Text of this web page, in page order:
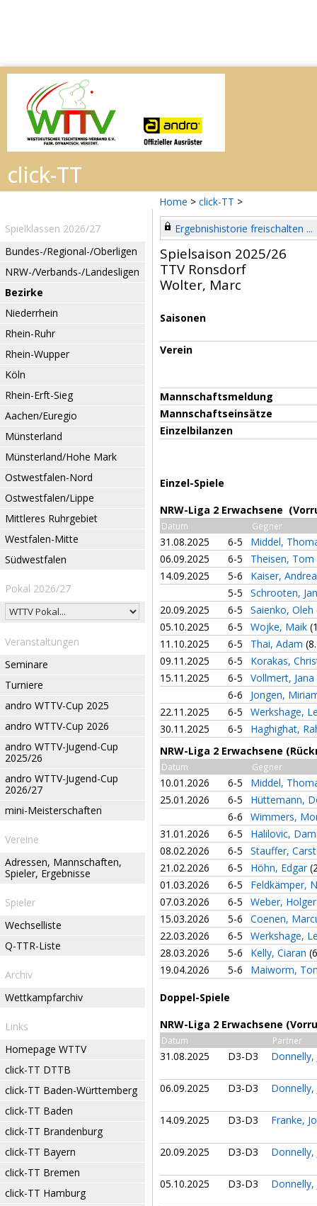
Home > click-TT >
Spielklassen 2026/27
Bundes-/Regional-/Oberligen
NRW-/Verbands-/Landesligen
Bezirke
Niederrhein
Rhein-Ruhr
Rhein-Wupper
Köln
Rhein-Erft-Sieg
Aachen/Euregio
Münsterland
Münsterland/Hohe Mark
Ostwestfalen-Nord
Ostwestfalen/Lippe
Mittleres Ruhrgebiet
Westfalen-Mitte
Südwestfalen
Pokal 2026/27
Veranstaltungen
Seminare
Turniere
andro WTTV-Cup 2025
andro WTTV-Cup 2026
andro WTTV-Jugend-Cup
2025/26
andro WTTV-Jugend-Cup
2026/27
mini-Meisterschaften
Vereine
Adressen, Mannschaften,
Spieler, Ergebnisse
Spieler
Wechselliste
Q-TTR-Liste
Archiv
Wettkampfarchiv
Links
Homepage WTTV
click-TT DTTB
click-TT Baden-Württemberg
click-TT Baden
click-TT Brandenburg
click-TT Bayern
click-TT Bremen
click-TT Hamburg
Ergebnishistorie freischalten ...
Spielsaison 2025/26
TTV Ronsdorf
Wolter, Marc
Saisonen
Verein
Mannschaftsmeldung
Mannschaftseinsätze
Einzelbilanzen
Einzel-Spiele
NRW-Liga 2 Erwachsene
Datum Gegner
31.08.2025 6-5
Middel,
06.09.2025
6-5
Theisen,
14.09.2025
5-6
Kaiser,
5-5
Schrooten,
20.09.2025
6-5 Saienko, Oleh
05.10.2025
6-5 Wojke, Maik
11.10.2025
6-5 Thai, Adam
09.11.2025
6-5
Korakas,
15.11.2025
6-5
Vollmert, Jana
6-6
Jongen,
22.11.2025
6-5
Werkshage,
30.11.2025
6-5
Haghighat,
NRW-Liga 2 Erwachsene
Datum Gegner
10.01.2026 6-5
Middel,
25.01.2026
6-5
Hüttemann,
6-6
Wimmers,
31.01.2026
6-5
Halilovic,
08.02.2026
6-5
Stauffer,
21.02.2026
6-5 Höhn, Edgar
01.03.2026
6-5
Feldkämper,
07.03.2026
6-5
Weber,
15.03.2026
5-6
Coenen,
22.03.2026
6-5
Werkshage,
28.03.2026
5-6 Kelly, Ciaran
19.04.2026
5-6 Maiworm,
Doppel-Spiele
NRW-Liga 2 Erwachsene
Datum Partner
31.08.2025 D3-D3
06.09.2025 D3-D3
14.09.2025 D3-D3 Franke,
20.09.2025 D3-D3
05.10.2025 D3-D3